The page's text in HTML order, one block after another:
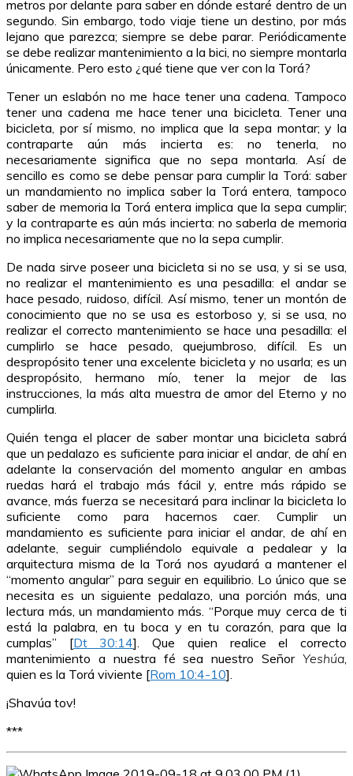
metros por delante para saber en dónde estaré dentro de un
segundo. Sin embargo, todo viaje tiene un destino, por más
lejano que parezca; siempre se debe parar. Periódicamente
se debe realizar mantenimiento a la bici, no siempre montarla
únicamente. Pero esto ¿qué tiene que ver con la Torá?
Tener un eslabón no me hace tener una cadena. Tampoco
tener una cadena me hace tener una bicicleta. Tener una
bicicleta, por sí mismo, no implica que la sepa montar; y la
contraparte aún más incierta es: no tenerla, no
necesariamente significa que no sepa montarla. Así de
sencillo es como se debe pensar para cumplir la Torá: saber
un mandamiento no implica saber la Torá entera, tampoco
saber de memoria la Torá entera implica que la sepa cumplir;
y la contraparte es aún más incierta: no saberla de memoria
no implica necesariamente que no la sepa cumplir.
De nada sirve poseer una bicicleta si no se usa, y si se usa,
no realizar el mantenimiento es una pesadilla: el andar se
hace pesado, ruidoso, difícil. Así mismo, tener un montón de
conocimiento que no se usa es estorboso y, si se usa, no
realizar el correcto mantenimiento se hace una pesadilla: el
cumplirlo se hace pesado, quejumbroso, difícil. Es un
despropósito tener una excelente bicicleta y no usarla; es un
despropósito, hermano mío, tener la mejor de las
instrucciones, la más alta muestra de amor del Eterno y no
cumplirla.
Quién tenga el placer de saber montar una bicicleta sabrá
que un pedalazo es suficiente para iniciar el andar, de ahí en
adelante la conservación del momento angular en ambas
ruedas hará el trabajo más fácil y, entre más rápido se
avance, más fuerza se necesitará para inclinar la bicicleta lo
suficiente como para hacernos caer. Cumplir un
mandamiento es suficiente para iniciar el andar, de ahí en
adelante, seguir cumpliéndolo equivale a pedalear y la
arquitectura misma de la Torá nos ayudará a mantener el
“momento angular” para seguir en equilibrio. Lo único que se
necesita es un siguiente pedalazo, una porción más, una
lectura más, un mandamiento más. “Porque muy cerca de ti
está la palabra, en tu boca y en tu corazón, para que la
cumplas” [Dt 30:14]. Que quien realice el correcto
mantenimiento a nuestra fé sea nuestro Señor Yeshúa,
quien es la Torá viviente [Rom 10:4-10].
¡Shavúa tov!
***